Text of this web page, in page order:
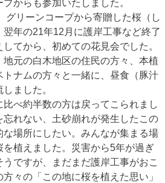
からも参加いたしました。
グリーンコープから寄贈した桜（し
年の21年12月に護岸工事など終了
てから、初めての花見会でした。
元の白木地区の住民の方々、本植
トナムの方々と一緒に、昼食（豚汁
ました。
比べ約半数の方は戻ってこられまし
れない、土砂崩れが発生したこの
場所にしたい。みんなが集まる場
植えました。災害から5年が過ぎ
ですが、まだまだ護岸工事がおこ
々の「この地に桜を植えた思い」